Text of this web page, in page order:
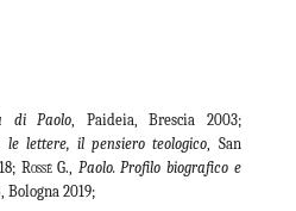
di Paolo, Paideia, Brescia 2003;
le lettere, il pensiero teologico, San
RosséG., Paolo. Profilo biografico e
Bologna 2019;